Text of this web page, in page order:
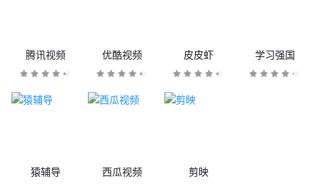
腾讯视频 优酷视频 皮皮虾 学习强国
猿辅导 西瓜视频 剪映